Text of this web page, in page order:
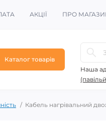
АКЦІЇ ПРО
Каталог товарів
Наша
Кабель нагрівальний